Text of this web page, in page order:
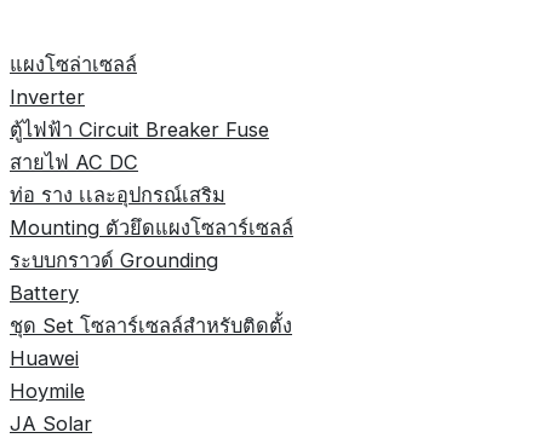
แผงโซล่าเซลล์
Inverter
ตู้ไฟฟ้า Circuit Breaker Fuse
สายไฟ AC DC
ท่อ ราง เเละอุปกรณ์เสริม
Mounting ตัวยึดแผงโซลาร์เซลล์
ระบบกราวด์ Grounding
Battery
ชุด Set โซลาร์เซลล์สำหรับติดตั้ง
Huawei
Hoymile
JA Solar